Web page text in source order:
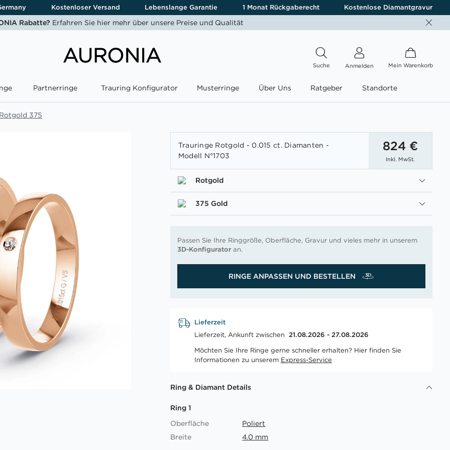
Kostenloser Versand Lebenslange Garantie 1 Monat Rückgaberecht Kostenlose Diamantgravur
Rabatte? Erfahren Sie hier mehr über unsere Preise und Qualität
Suche Anmelden Mein Warenkorb
Partnerringe Trauring Konfigurator Musterringe Über Uns Ratgeber Standorte
375
Trauringe Rotgold - 0.015 ct. Diamanten -
Modell N°1703
824 €
Inkl. MwSt.
Rotgold
375 Gold
Passen Sie Ihre Ringgröße, Oberfläche, Gravur und vieles mehr in unserem
3D-Konfigurator an.
RINGE ANPASSEN UND BESTELLEN
Lieferzeit
Lieferzeit, Ankunft zwischen 21.08.2026 - 27.08.2026
Möchten Sie Ihre Ringe gerne schneller erhalten? Hier finden Sie
Informationen zu unserem Express-Service
Ring & Diamant Details
Ring 1
Oberfläche
Poliert
Breite
4.0 mm